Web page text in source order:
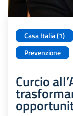
Casa Italia (1)
Prevenzione
Curcio